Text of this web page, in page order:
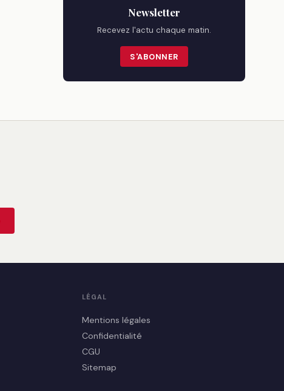
Newsletter
Recevez l'actu chaque matin.
S'ABONNER
LÉGAL
Mentions légales
Confidentialité
CGU
Sitemap